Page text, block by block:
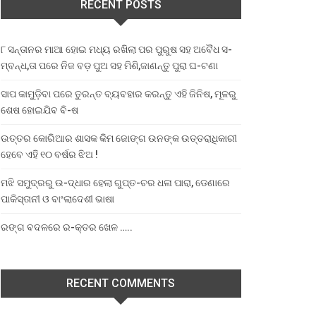
RECENT POSTS
୮ ସନ୍ତାନର ମାଆ ହୋଇ ମଧ୍ୟ ରଖିଲା ପର ପୁରୁଷ ସହ ଅବୈଧ ସ-
ମ୍ବନ୍ଧ,ତା ପରେ ନିଜ ବଡ଼ ପୁଅ ସହ ମିଶି,ଜାଣନ୍ତୁ ପୁରା ଘ-ଟଣା
ସାପ କାମୁଡ଼ିବା ପରେ ତୁରନ୍ତ ବ୍ୟବହାର କରନ୍ତୁ ଏହି ଜିନିଷ, ମୂଳରୁ
ଶେଷ ହୋଇଯିବ ବି-ଷ
ଉତ୍ତର କୋରିଆର ଶାସକ କିମ ଜୋଙ୍ଗ ଉନଙ୍କ ଉତ୍ତରାଧିକାରୀ
ହେବେ ଏହି ୧୦ ବର୍ଷର ଝିଅ !
ମଝି ସମୁଦ୍ରରୁ ଉ-ଦ୍ଧାର ହେଲା ଗୁପ୍ତ-ଚର ଧଳା ପାରା, ଡେଣାରେ
ପାକିସ୍ତାନୀ ଓ ବାଂଲାଦେଶୀ ଭାଷା
ରଙ୍ଗ ବଦଳରେ ର-କ୍ତର ଖେଳ …..
RECENT COMMENTS